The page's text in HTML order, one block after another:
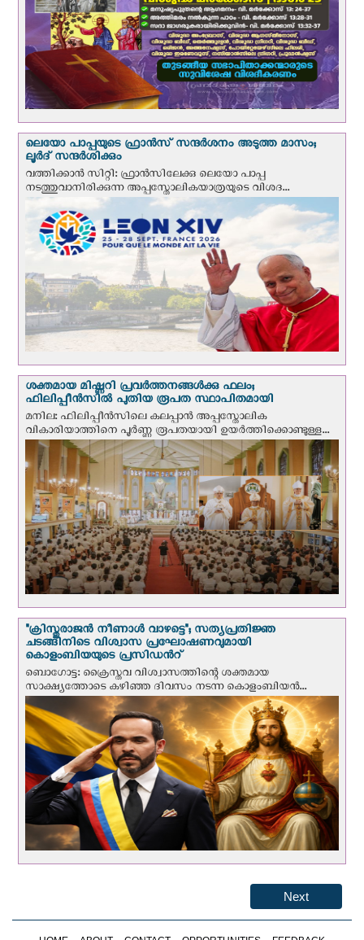
ലെയോ പാപ്പയുടെ ഫ്രാന്‍സ് സന്ദര്‍ശനം അടുത്ത മാസം;
ലൂര്‍ദ് സന്ദര്‍ശിക്കും
വത്തിക്കാന്‍ സിറ്റി: ഫ്രാൻസിലേക്കു ലെയോ പാപ്പ
നടത്തുവാനിരിക്കുന്ന അപ്പസ്തോലികയാത്രയുടെ വിശദ...
ശക്തമായ മിഷ്ണറി പ്രവർത്തനങ്ങൾക്കു ഫലം;
ഫിലിപ്പീൻസിൽ പുതിയ രൂപത സ്ഥാപിതമായി
മനില: ഫിലിപ്പീൻസിലെ കലപ്പാൻ അപ്പസ്തോലിക
വികാരിയാത്തിനെ പൂർണ്ണ രൂപതയായി ഉയർത്തിക്കൊണ്ടുള്ള...
"ക്രിസ്തുരാജന്‍ നീണാള്‍ വാഴട്ടെ"; സത്യപ്രതിജ്ഞ
ചടങ്ങിനിടെ വിശ്വാസ പ്രഘോഷണവുമായി
കൊളംബിയയുടെ പ്രസിഡന്‍റ്
ബൊഗോട്ട: ക്രൈസ്തവ വിശ്വാസത്തിന്റെ ശക്തമായ
സാക്ഷ്യത്തോടെ കഴിഞ്ഞ ദിവസം നടന്ന കൊളംബിയന്‍...
Next